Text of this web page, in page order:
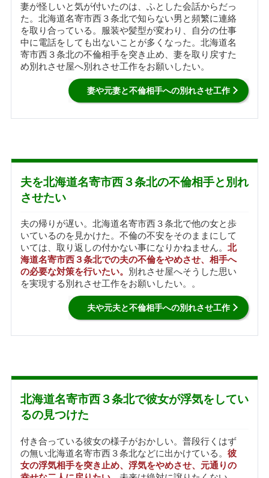
妻が怪しいと気が付いたのは、ふとした会話からだっ
た。北海道名寄市西３条北で知らない男と頻繁に連絡
を取り合っている。服装や髪型が変わり、自分の仕事
中に電話をしても出ないことが多くなった。北海道名
寄市西３条北の不倫相手を突き止め、妻を取り戻すた
め別れさせ屋へ別れさせ工作をお願いしたい。
妻や元妻と不倫相手への別れさせ工作
夫を北海道名寄市西３条北の不倫相手と別れ
させたい
夫の帰りが遅い。北海道名寄市西３条北で他の女と歩
いているのを見かけた。不倫の不安をそのままにして
いては、取り返しの付かない事になりかねません。 北
海道名寄市西３条北での夫の不倫をやめさせ、相手へ
の必要な対策を行いたい。 別れさせ屋へそうした思い
を実現する別れさせ工作をお願いしたい。。
夫や元夫と不倫相手への別れさせ工作
北海道名寄市西３条北で彼女が浮気をしてい
るの見つけた
付き合っている彼女の様子がおかしい。普段行くはず
の無い北海道名寄市西３条北などに出かけている。 彼
女の浮気相手を突き止め、浮気をやめさせ、元通りの